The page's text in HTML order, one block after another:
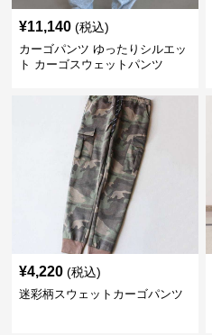
¥11,140 (税込)
カーゴパンツ ゆったりシルエッ
ト カーゴスウェットパンツ
¥4,220 (税込)
迷彩柄スウェットカーゴパンツ